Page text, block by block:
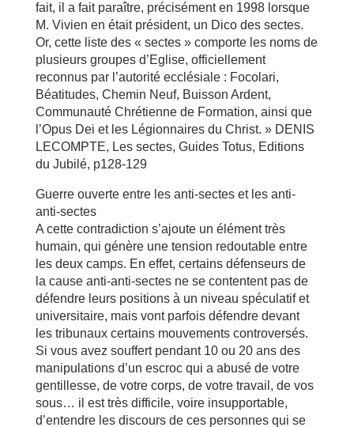
fait, il a fait paraître, précisément en 1998 lorsque
M. Vivien en était président, un Dico des sectes.
Or, cette liste des « sectes » comporte les noms de
plusieurs groupes d’Eglise, officiellement
reconnus par l’autorité ecclésiale : Focolari,
Béatitudes, Chemin Neuf, Buisson Ardent,
Communauté Chrétienne de Formation, ainsi que
l’Opus Dei et les Légionnaires du Christ. » DENIS
LECOMPTE, Les sectes, Guides Totus, Editions
du Jubilé, p128-129
Guerre ouverte entre les anti-sectes et les anti-
anti-sectes
A cette contradiction s’ajoute un élément très
humain, qui génère une tension redoutable entre
les deux camps. En effet, certains défenseurs de
la cause anti-anti-sectes ne se contentent pas de
défendre leurs positions à un niveau spéculatif et
universitaire, mais vont parfois défendre devant
les tribunaux certains mouvements controversés.
Si vous avez souffert pendant 10 ou 20 ans des
manipulations d’un escroc qui a abusé de votre
gentillesse, de votre corps, de votre travail, de vos
sous… il est très difficile, voire insupportable,
d’entendre les discours de ces personnes qui se